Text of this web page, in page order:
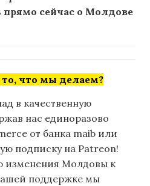
прямо сейчас о Молдове
что мы делаем?
в качественную
нас единоразово
от банка maib или
подписку на Patreon!
изменения Молдовы к
поддержке мы